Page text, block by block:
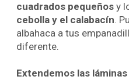
cuadrados pequeños y
cebolla y el calabacín.
albahaca a tus
diferente.
Extendemos las